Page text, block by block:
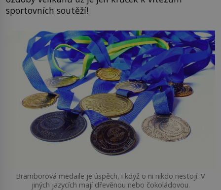
sportovních soutěží!
Bramborová medaile je úspěch, i když o ni nikdo nestojí. V
jiných jazycích mají dřevěnou nebo čokoládovou.